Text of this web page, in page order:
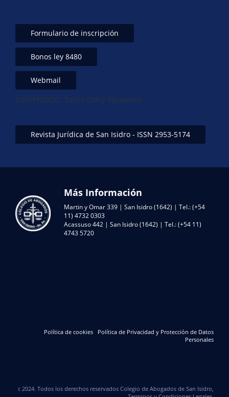
Formulario de inscripción
Bonos ley 8480
Webmail
SUSPENDIDO: Turno DNI y Pasaporte-
Revista Jurídica de San Isidro - ISSN 2953-5174
Más Información
Martin y Omar 339 | San Isidro (1642) | Tel.: (+54
11) 4732 0303
Acassuso 442 | San Isidro (1642) | Tel.: (+54 11)
4743 5720
Política de cookies
Política de Privacidad y Protección de Datos
Personales
c 2024. Todos los derechos reservados Colegio de Abogados de San Isidro,